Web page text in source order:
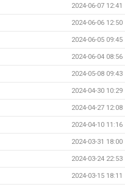
2024-06-07 12:41
2024-06-06 12:50
2024-06-05 09:45
2024-06-04 08:56
2024-05-08 09:43
2024-04-30 10:29
2024-04-27 12:08
2024-04-10 11:16
2024-03-31 18:00
2024-03-24 22:53
2024-03-15 18:11